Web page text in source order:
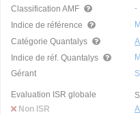
Classification AMF
-
Indice de référence
Catégorie Quantalys
Indice de réf. Quantalys
Gérant
Evaluation ISR globale
Non ISR